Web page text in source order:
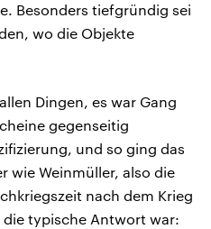
Besonders tiefgründig sei
wo die Objekte
Dingen, es war Gang
gegenseitig
und so ging das
wie Weinmüller, also die
nach dem Krieg
typische Antwort war: